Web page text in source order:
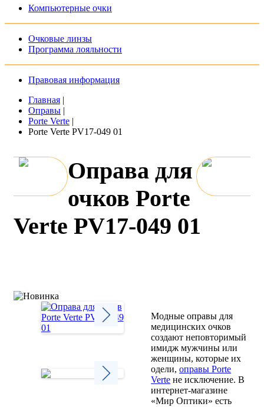
Компьютерные очки
Очковые линзы
Программа лояльности
Правовая информация
Главная |
Оправы |
Porte Verte |
Porte Verte PV17-049 01
Оправа для
очков Porte
Verte PV17-049 01
Модные оправы для
медицинских очков
создают неповторимый
имидж мужчины или
женщины, которые их
одели,оправы Porte
Verte не исключение. В
интернет-магазине
«Мир Оптики» есть